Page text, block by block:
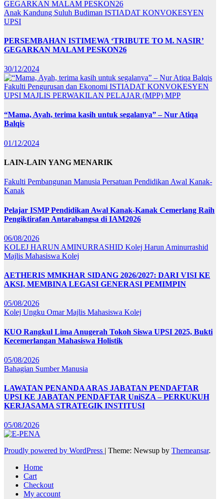
Anak Kandung Suluh Budiman ISTIADAT KONVOKESYEN
UPSI
PERSEMBAHAN ISTIMEWA ‘TRIBUTE TO M. NASIR’
GEGARKAN MALAM PESKON26
30/12/2024
Fakulti Pengurusan dan Ekonomi ISTIADAT KONVOKESYEN
UPSI MAJLIS PERWAKILAN PELAJAR (MPP) MPP
“Mama, Ayah, terima kasih untuk segalanya” – Nur Atiqa
Balqis
01/12/2024
LAIN-LAIN YANG MENARIK
Fakulti Pembangunan Manusia Persatuan Pendidikan Awal Kanak-
Kanak
Pelajar ISMP Pendidikan Awal Kanak-Kanak Cemerlang Raih
Pengiktirafan Antarabangsa di IAM2026
06/08/2026
KOLEJ HARUN AMINURRASHID Kolej Harun Aminurrashid
Majlis Mahasiswa Kolej
AETHERIS MMKHAR SIDANG 2026/2027: DARI VISI KE
AKSI, MEMBINA LEGASI GENERASI PEMIMPIN
05/08/2026
Kolej Ungku OmarMajlis Mahasiswa Kolej
KUO Rangkul Lima Anugerah Tokoh Siswa UPSI 2025, Bukti
Kecemerlangan Mahasiswa Holistik
05/08/2026
Bahagian Sumber Manusia
LAWATAN PENANDA ARAS JABATAN PENDAFTAR
UPSI KE JABATAN PENDAFTAR UniSZA – PERKUKUH
KERJASAMA STRATEGIK INSTITUSI
05/08/2026
Proudly powered by WordPress | Theme: Newsup by Themeansar.
Home
Cart
Checkout
My account